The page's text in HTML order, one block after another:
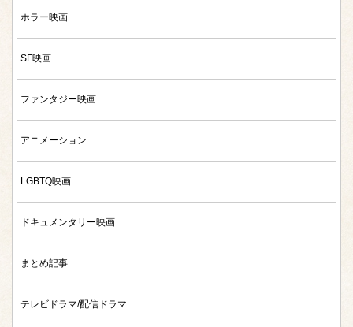
ホラー映画
SF映画
ファンタジー映画
アニメーション
LGBTQ映画
ドキュメンタリー映画
まとめ記事
テレビドラマ/配信ドラマ